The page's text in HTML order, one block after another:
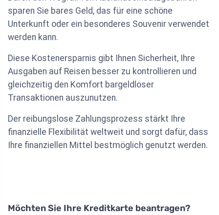
sparen Sie bares Geld, das für eine schöne
Unterkunft oder ein besonderes Souvenir verwendet
werden kann.
Diese Kostenersparnis gibt Ihnen Sicherheit, Ihre
Ausgaben auf Reisen besser zu kontrollieren und
gleichzeitig den Komfort bargeldloser
Transaktionen auszunutzen.
Der reibungslose Zahlungsprozess stärkt Ihre
finanzielle Flexibilität weltweit und sorgt dafür, dass
Ihre finanziellen Mittel bestmöglich genutzt werden.
Möchten Sie Ihre Kreditkarte beantragen?